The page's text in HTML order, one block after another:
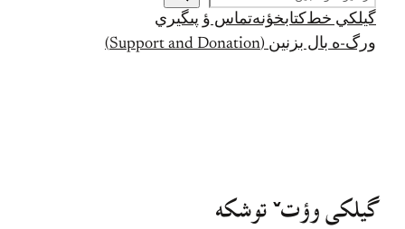
س
ت
ج
گيلکي خط کتابخؤنهتماس ؤ پىگيري
ورگ-ه بال بزنين (Support and Donation)
گیلکی وؤتˇ توشکه